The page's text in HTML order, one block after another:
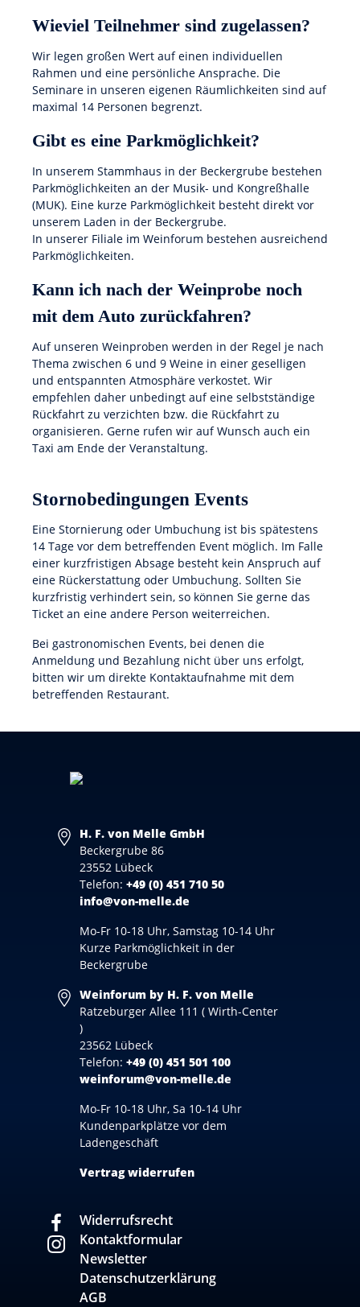
Wieviel Teilnehmer sind zugelassen?
Wir legen großen Wert auf einen individuellen
Rahmen und eine persönliche Ansprache. Die
Seminare in unseren eigenen Räumlichkeiten sind auf
maximal 14 Personen begrenzt.
Gibt es eine Parkmöglichkeit?
In unserem Stammhaus in der Beckergrube bestehen
Parkmöglichkeiten an der Musik- und Kongreßhalle
(MUK). Eine kurze Parkmöglichkeit besteht direkt vor
unserem Laden in der Beckergrube.
In unserer Filiale im Weinforum bestehen ausreichend
Parkmöglichkeiten.
Kann ich nach der Weinprobe noch
mit dem Auto zurückfahren?
Auf unseren Weinproben werden in der Regel je nach
Thema zwischen 6 und 9 Weine in einer geselligen
und entspannten Atmosphäre verkostet. Wir
empfehlen daher unbedingt auf eine selbstständige
Rückfahrt zu verzichten bzw. die Rückfahrt zu
organisieren. Gerne rufen wir auf Wunsch auch ein
Taxi am Ende der Veranstaltung.
Stornobedingungen Events
Eine Stornierung oder Umbuchung ist bis spätestens
14 Tage vor dem betreffenden Event möglich. Im Falle
einer kurzfristigen Absage besteht kein Anspruch auf
eine Rückerstattung oder Umbuchung. Sollten Sie
kurzfristig verhindert sein, so können Sie gerne das
Ticket an eine andere Person weiterreichen.
Bei gastronomischen Events, bei denen die
Anmeldung und Bezahlung nicht über uns erfolgt,
bitten wir um direkte Kontaktaufnahme mit dem
betreffenden Restaurant.
H. F. von Melle GmbH
Beckergrube 86
23552 Lübeck
Telefon: +49 (0) 451 710 50
info@von-melle.de
Mo-Fr 10-18 Uhr, Samstag 10-14 Uhr
Kurze Parkmöglichkeit in der
Beckergrube
Weinforum by H. F. von Melle
Ratzeburger Allee 111 ( Wirth-Center
)
23562 Lübeck
Telefon: +49 (0) 451 501 100
weinforum@von-melle.de
Mo-Fr 10-18 Uhr, Sa 10-14 Uhr
Kundenparkplätze vor dem
Ladengeschäft
Vertrag widerrufen
Widerrufsrecht
Kontaktformular
Newsletter
Datenschutzerklärung
AGB